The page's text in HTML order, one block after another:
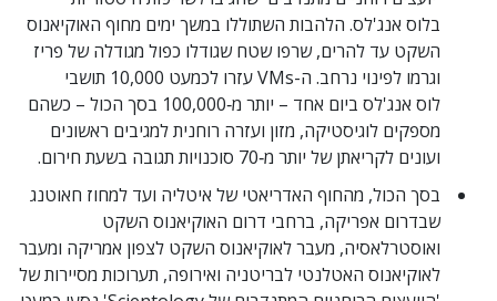
בלוס אנג'לס. הלהבות השתוללו במשך ימים מחוף האוקיאנוס
השקט עד להרים, שרפו שטח שגודלו כפול מגודלה של פריז
וגרמו לפינוי נרחב. ה-VMs עזרו לכמעט 10,000 תושבי
לוס אנג'לס ביום אחד – יותר מ‑100,000 בסך הכול – כשהם
מספקים לוגיסטיקה, מזון ועזרה רוחנית למגיבים ראשונים
ועונים לקריאתן של יותר מ‑70 סוכנויות תגובה בשעת חירום.
בסך הכול, מהחוף האדריאטי של איטליה ועד למחוז חאוטנג
שבדרום אפריקה, ברחבי דרום האוקיאנוס השקט
ואוסטרלאסיה, מעבר לאוקיאנוס השקט לצפון אמריקה ומעבר
לאוקיאנוס האטלנטי לבריטניה ואירופה, תערוכות מסיירות של